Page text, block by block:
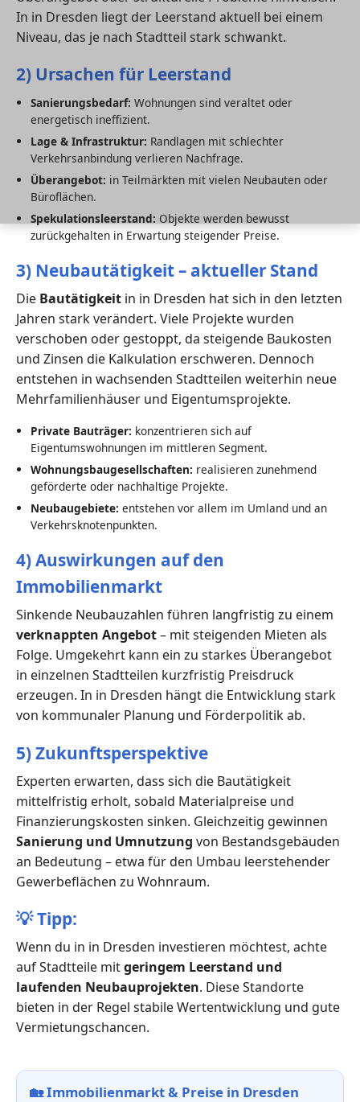
In in Dresden liegt der Leerstand aktuell bei einem
Niveau, das je nach Stadtteil stark schwankt.
2) Ursachen für Leerstand
Sanierungsbedarf: Wohnungen sind veraltet oder
energetisch ineffizient.
Lage & Infrastruktur: Randlagen mit schlechter
Verkehrsanbindung verlieren Nachfrage.
Überangebot: in Teilmärkten mit vielen Neubauten oder
Büroflächen.
Spekulationsleerstand: Objekte werden bewusst
zurückgehalten in Erwartung steigender Preise.
3) Neubautätigkeit – aktueller Stand
Die Bautätigkeit in in Dresden hat sich in den letzten
Jahren stark verändert. Viele Projekte wurden
verschoben oder gestoppt, da steigende Baukosten
und Zinsen die Kalkulation erschweren. Dennoch
entstehen in wachsenden Stadtteilen weiterhin neue
Mehrfamilienhäuser und Eigentumsprojekte.
Private Bauträger: konzentrieren sich auf
Eigentumswohnungen im mittleren Segment.
Wohnungsbaugesellschaften: realisieren zunehmend
geförderte oder nachhaltige Projekte.
Neubaugebiete: entstehen vor allem im Umland und an
Verkehrsknotenpunkten.
4) Auswirkungen auf den
Immobilienmarkt
Sinkende Neubauzahlen führen langfristig zu einem
verknappten Angebot– mit steigenden Mieten als
Folge. Umgekehrt kann ein zu starkes Überangebot
in einzelnen Stadtteilen kurzfristig Preisdruck
erzeugen. In in Dresden hängt die Entwicklung stark
von kommunaler Planung und Förderpolitik ab.
5) Zukunftsperspektive
Experten erwarten, dass sich die Bautätigkeit
mittelfristig erholt, sobald Materialpreise und
Finanzierungskosten sinken. Gleichzeitig gewinnen
Sanierung und Umnutzung von Bestandsgebäuden
an Bedeutung – etwa für den Umbau leerstehender
Gewerbeflächen zu Wohnraum.
💡Tipp:
Wenn du in in Dresden investieren möchtest, achte
auf Stadtteile mitgeringem Leerstand und
laufenden Neubauprojekten. Diese Standorte
bieten in der Regel stabile Wertentwicklung und gute
Vermietungschancen.
🏡Immobilienmarkt & Preise in Dresden